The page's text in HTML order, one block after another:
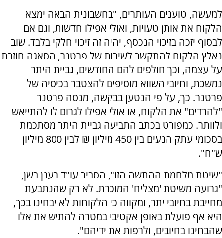
למעשה, טוענים העותרים, "בחשבונית הבאה ימצא
הלקוח את אותן טעויות, ואולי אפילו חדשות, וגם אם
לבסוף יזכה בזיכוי הנכסף, יהיה זה זיכוי חלקי בלבד. שוב
נאלץ הלקוח להתקשר לשירות של פרטנר, הסאגה חוזרת
על עצמה, וכך חולפים להם החודשים, גביית היתר
נמשכת, וחיובי השווא מוסיפים להצטבר בכיסיה של
פרטנר. כך, על פי הנטען בבקשה, מנסה פרטנר
"להרדים" את הלקוח, או אולי אפילו לגרום לו להתייאש
ולוותר. כמפורט בכתב התביעה גביית היתר מסתכמת
בסכומי עתק הנעים בין 450 מיליון ₪ לבין 800 מיליון
ש"ח".
"שיטת מלחמת ההתשה הזו", הסביר עו"ד רענן בשן,
"גרועה משיטת 'מצליח' המוכרת. לא רק שהנתבעת
מחייבת בחיובי יתר, ומקווה כי הלקוחות לא יבחינו בכך,
היא אף פועלת באופן אקטיבי במטרה להתיש את אלו
שהבחינו בחיובים, ולרפות את ידיהם".